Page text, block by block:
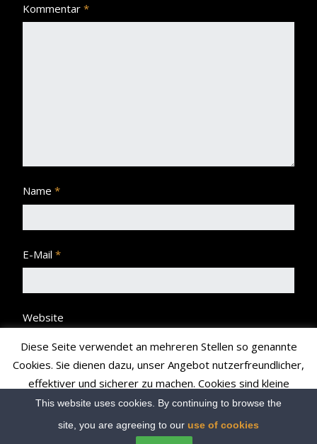
Kommentar *
Name *
E-Mail *
Website
This website uses cookies. By continuing to browse the
site, you are agreeing to our use of cookies
Diese Seite verwendet an mehreren Stellen so genannte
Cookies. Sie dienen dazu, unser Angebot nutzerfreundlicher,
effektiver und sicherer zu machen. Cookies sind kleine
Textdateien, die Ihr Browser speichert und richten auf Ihrem
Rechner keinen Schaden an bzw. enthalten keine Viren.